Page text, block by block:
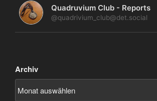
Quadruvium Club - Reports
@quadrivium_club@det.social
Archiv